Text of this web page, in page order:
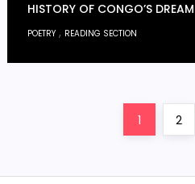
HISTORY OF CONGO’S DREAM
POETRY , READING SECTION
Page
1 Page
2